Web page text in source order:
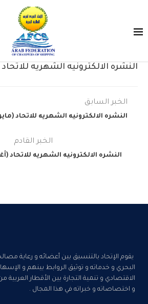
النشره الالكترونيه الشهريه للاتحاد
الخبر السابق
النشره الالكترونيه الشهريه للاتحاد (مايو /
الخبر القادم
النشره الالكترونيه الشهريه للاتحاد
يقوم الإتحاد بالتنسيق بين أعضائه و رعاية
البحري و خدماته و توثيق الروابط بينهم و
الاقتصادي و تنمية التجارة بين الأقطار
و اختصاصاته و خبراته في هذا المجال .